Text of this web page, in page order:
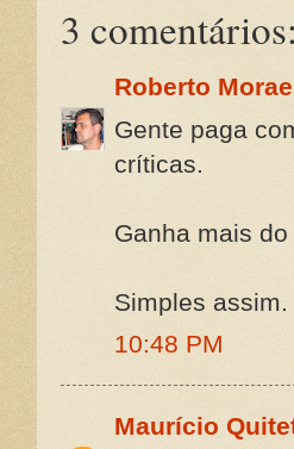
3 comentários:
Roberto
Gente paga
críticas.
Ganha mais
Simples assim.
10:48 PM
Maurício